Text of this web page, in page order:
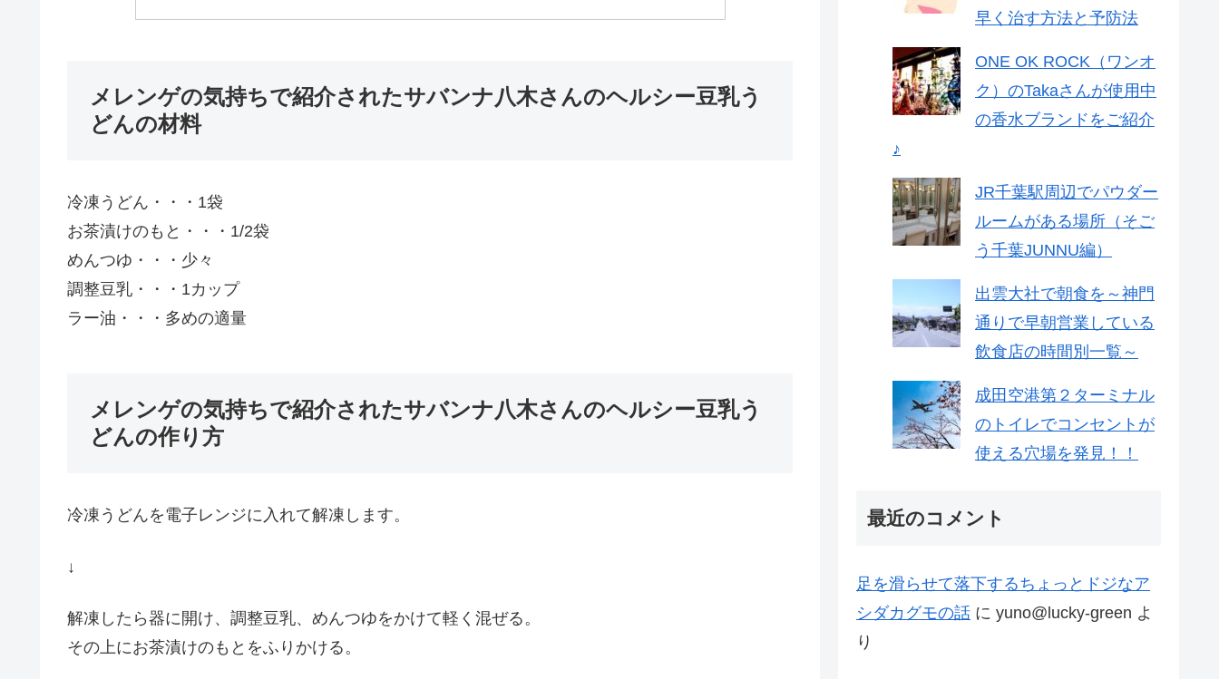
メレンゲの気持ちで紹介されたサバンナ八木さんのヘルシー豆乳う
どんの材料
冷凍うどん・・・1袋
お茶漬けのもと・・・1/2袋
めんつゆ・・・少々
調整豆乳・・・1カップ
ラー油・・・多めの適量
メレンゲの気持ちで紹介されたサバンナ八木さんのヘルシー豆乳う
どんの作り方
冷凍うどんを電子レンジに入れて解凍します。
↓
解凍したら器に開け、調整豆乳、めんつゆをかけて軽く混ぜる。
その上にお茶漬けのもとをふりかける。
早く治す方法と予防法
ONE OK ROCK（ワンオ
ク）のTakaさんが使用中
の香水ブランドをご紹介
♪
JR千葉駅周辺でパウダー
ルームがある場所（そご
う千葉JUNNU編）
出雲大社で朝食を～神門
通りで早朝営業している
飲食店の時間別一覧～
成田空港第２ターミナル
のトイレでコンセントが
使える穴場を発見！！
最近のコメント
足を滑らせて落下するちょっとドジなア
シダカグモの話 に yuno@lucky-green よ
り